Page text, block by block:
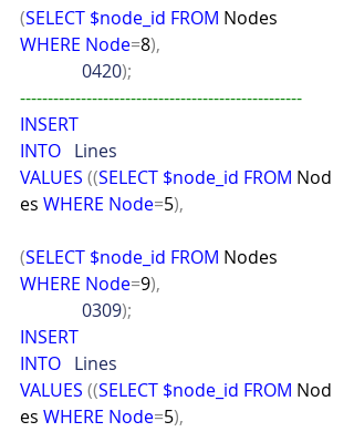
(SELECT $node_id FROM Nodes
WHERE Node=8),
0420);
---------------------------------------------------
INSERT
INTO Lines
VALUES ((SELECT $node_id FROM Nod
es WHERE Node=5),
(SELECT $node_id FROM Nodes
WHERE Node=9),
0309);
INSERT
INTO Lines
VALUES ((SELECT $node_id FROM Nod
es WHERE Node=5),